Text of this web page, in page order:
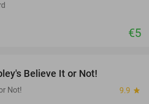
€5
Believe It or Not!
Not! 9.9 star